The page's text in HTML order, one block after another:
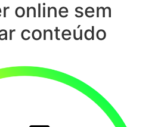
online sem
conteúdo